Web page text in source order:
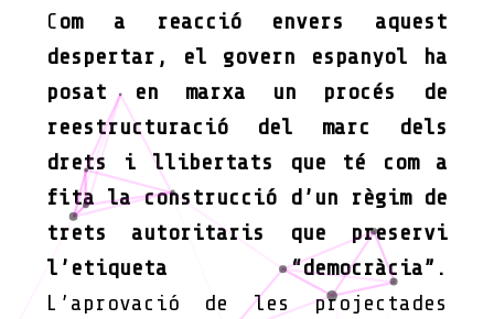
Com a reacció envers aquest
despertar, el govern espanyol ha
posat en marxa un procés de
reestructuració del marc dels
drets i llibertats que té com a
fita la construcció d’un règim de
trets autoritaris que preservi
l’etiqueta “democràcia”.
L’aprovació de les projectades